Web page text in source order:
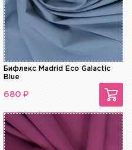
Бифлекс Madrid Eco Galactic
Blue
680 ₽